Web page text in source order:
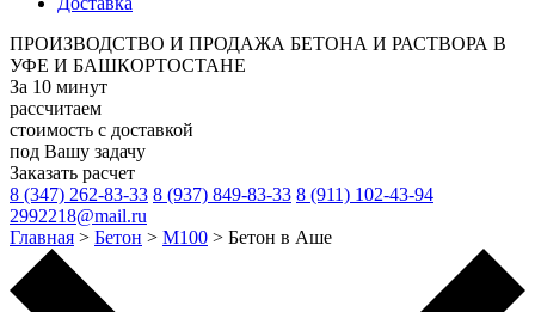
ПРОИЗВОДСТВО И ПРОДАЖА БЕТОНА И РАСТВОРА В
УФЕ И БАШКОРТОСТАНЕ
За 10 минут
рассчитаем
стоимость с доставкой
под Вашу задачу
Заказать расчет
8 (347) 262-83-33 8 (937) 849-83-33 8 (911) 102-43-94
2992218@mail.ru
Главная > Бетон > М100 > Бетон в Аше